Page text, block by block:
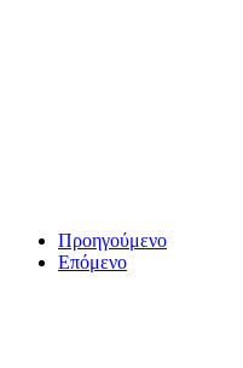
Προηγούμενο
Επόμενο